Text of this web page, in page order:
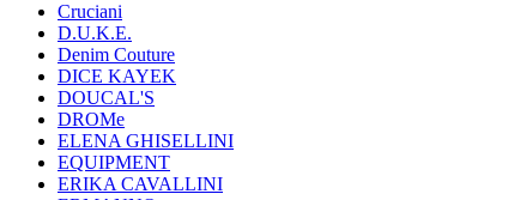
Cruciani
D.U.K.E.
Denim Couture
DICE KAYEK
DOUCAL'S
DROMe
ELENA GHISELLINI
EQUIPMENT
ERIKA CAVALLINI